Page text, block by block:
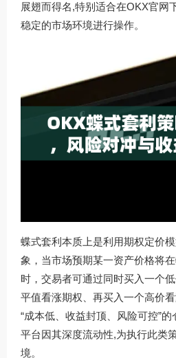
展翅而得名,特别适合在OKX官网
稳定的市场环境进行操作。
蝶式套利本质上是利用期权定价
象，当市场预期某一资产价格将
时，交易者可通过同时买入一个
平值看涨期权、再买入一个高价
“成本低、收益封顶、风险可控”的
平台因其深度流动性,为执行此类
境。